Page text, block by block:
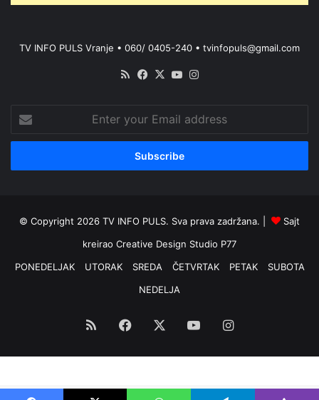
TV INFO PULS Vranje • 060/ 0405-240 • tvinfopuls@gmail.com
RSS Facebook
X YouTube
your
Email
© Copyright 2026 TV INFO PULS. Sva prava zadržana. |
Sajt
kreirao Creative Design Studio P77
PONEDELJAK
UTORAK SREDA ČETVRTAK PETAK
SUBOTA
NEDELJA
RSS Facebook YouTubeInstagram
Optimized by Seraphinite Accelerator